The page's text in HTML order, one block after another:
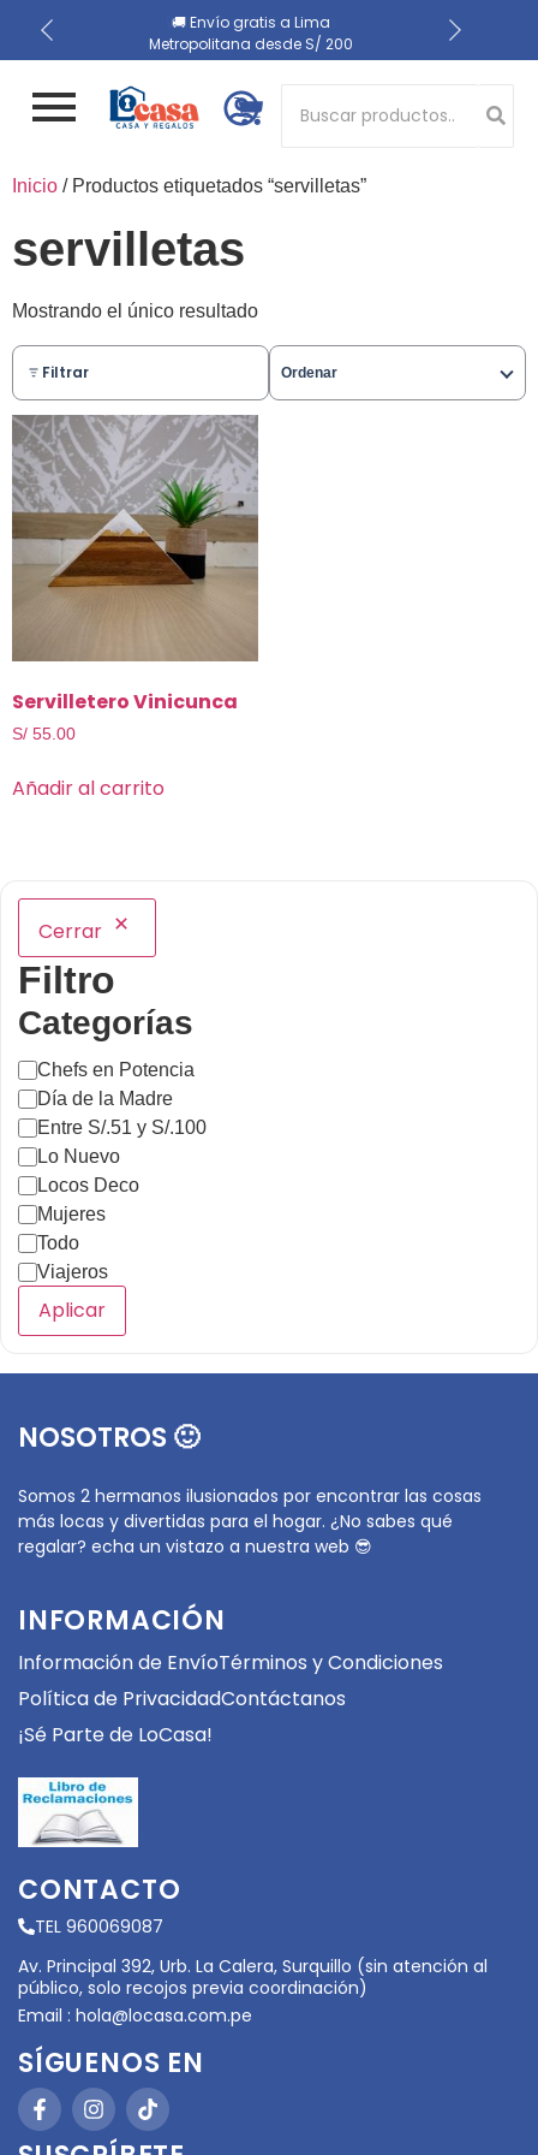
🚚 Envío gratis a Lima
Metropolitana desde S/ 200
🔒 Compra 100% segura
📍 Recojo en almacén el
mismo día
Button 1
Button 2
Inicio / Productos etiquetados “servilletas”
servilletas
Mostrando el único resultado
Filtrar Ordenar
Servilletero Vinicunca
S/ 55.00
Añadir al carrito
Cerrar
Filtro
Categorías
Chefs en Potencia
Día de la Madre
Entre S/.51 y S/.100
Lo Nuevo
Locos Deco
Mujeres
Todo
Viajeros
Aplicar
NOSOTROS 🙂
Somos 2 hermanos ilusionados por encontrar las cosas
más locas y divertidas para el hogar. ¿No sabes qué
regalar? echa un vistazo a nuestra web 😎
INFORMACIÓN
Información de EnvíoTérminos y Condiciones
Política de PrivacidadContáctanos
¡Sé Parte de LoCasa!
CONTACTO
TEL 960069087
Av. Principal 392, Urb. La Calera, Surquillo (sin atención al
público, solo recojos previa coordinación)
Email : hola@locasa.com.pe
SÍGUENOS EN